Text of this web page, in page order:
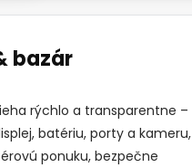
bazár
rýchlo a transparentne –
batériu, porty a kameru,
ponuku, bezpečne